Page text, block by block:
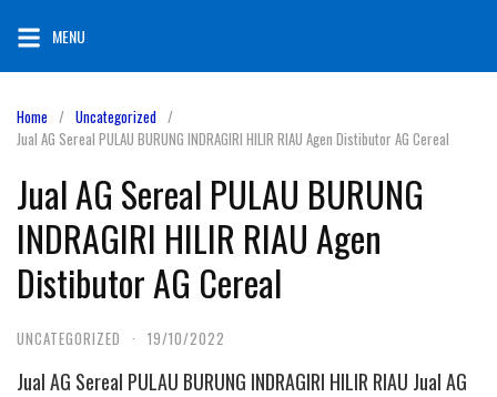
content
MENU
Home
Uncategorized
Jual AG Sereal PULAU BURUNG INDRAGIRI HILIR RIAU Agen Distibutor AG Cereal
Jual AG Sereal PULAU BURUNG
INDRAGIRI HILIR RIAU Agen
Distibutor AG Cereal
UNCATEGORIZED · 19/10/2022
Jual AG Sereal PULAU BURUNG INDRAGIRI HILIR RIAU Jual AG